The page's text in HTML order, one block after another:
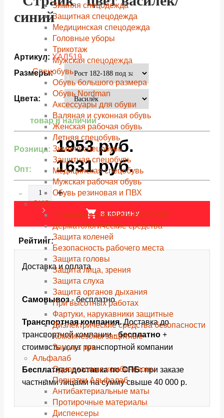
Зимняя спецодежда
Защитная спецодежда
Медицинская спецодежда
Головные уборы
Трикотаж
Мужская спецодежда
Спецобувь
Обувь большого размера
Обувь Nordman
Аксессуары для обуви
Валяная и суконная обувь
Женская рабочая обувь
Летняя спецобувь
Зимняя спецобувь
Защитная спецобувь
Медицинская спецобувь
Мужская рабочая обувь
Обувь резиновая и ПВХ
СИЗ
Продукция компании РОСОМЗ
Дерматологические средства
Защита коленей
Безопасность рабочего места
Защита головы
Защита лица, зрения
Защита слуха
Защита органов дыхания
При высотных работах
Фартуки, нарукавники защитные
Диэлектрические средства безопасности
Комбинезоны защитные
Защита рук
Альфалаб
Одноразовые комбинезоны
Перчатки Альфалаб
Антибактериальные маты
Протирочные материалы
Диспенсеры
синий
Артикул: ХАЛ519
Размеры:
Цвета:
товар в наличии
Розница: 1953руб.
Опт: 1631руб.
- +
shopping_cart В КОРЗИНУ
Рейтинг:
Доставка и оплата
Самовывоз- бесплатно
Транспортная компания. Доставка до
транспортной компании -бесплатно +
стоимость услуг транспортной компании
Бесплатная доставка по СПБ:при заказе
частными лицами на сумму свыше 40 000 р.